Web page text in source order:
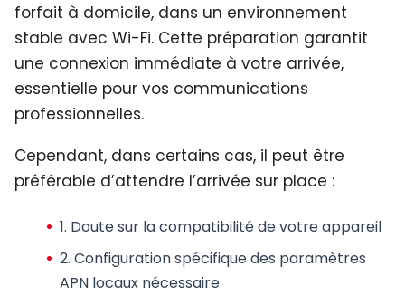
forfait à domicile, dans un environnement
stable avec Wi-Fi. Cette préparation garantit
une connexion immédiate à votre arrivée,
essentielle pour vos communications
professionnelles.
Cependant, dans certains cas, il peut être
préférable d’attendre l’arrivée sur place :
1. Doute sur la compatibilitéde votre appareil
2. Configuration spécifiquedes paramètres
APN locaux nécessaire